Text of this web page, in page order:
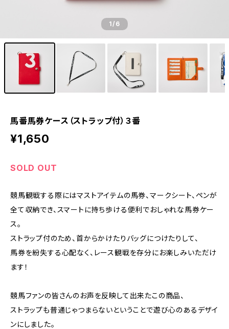
1/6
馬番馬券ケース（ストラップ付）３番
¥1,650
SOLD OUT
競馬観戦する際にはマストアイテムの馬券、マークシート、ペンが
全て収納でき、スマートに持ち歩ける便利でおしゃれな馬券ケー
ス。
ストラップ付のため、首からかけたりバッグにつけたりして、
馬券を紛失する心配なく、レース観戦を存分にお楽しみいただけ
ます！
競馬ファンの皆さんのお声を反映して出来たこの商品、
ストラップも普通じゃつまらないということで遊び心のあるデザイ
ンにしました。